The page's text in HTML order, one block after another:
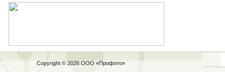
Copyright © 2026 ООО «Профото»